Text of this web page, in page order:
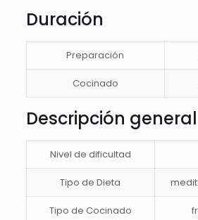
Duración
Preparación
Cocinado
Descripción general
Nivel de dificultad
Tipo de Dieta
Tipo de Cocinado